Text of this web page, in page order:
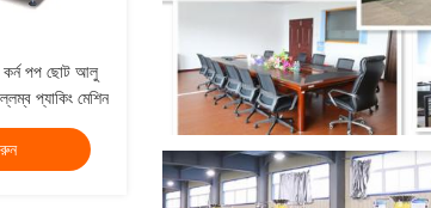
কর্ন পপ ছোট আলু
প্যাকিং মেশিন